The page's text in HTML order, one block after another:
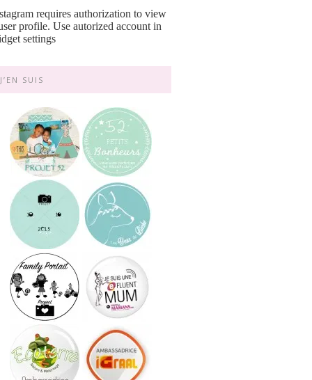
requires authorization to view
profile. Use autorized account in
settings
J’EN SUIS